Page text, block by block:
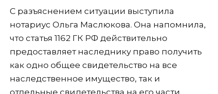
С разъяснением ситуации выступила
нотариус Ольга Маслюкова. Она напомнила,
что статья 1162 ГК РФ действительно
предоставляет наследнику право получить
как одно общее свидетельство на все
наследственное имущество, так и
отдельные свидетельства на его части.